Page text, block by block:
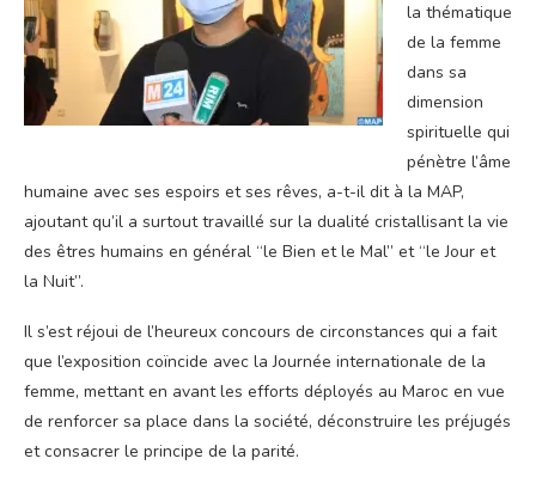
la thématique
de la femme
dans sa
dimension
spirituelle qui
pénètre l’âme
humaine avec ses espoirs et ses rêves, a-t-il dit à la MAP,
ajoutant qu’il a surtout travaillé sur la dualité cristallisant la vie
des êtres humains en général “le Bien et le Mal” et “le Jour et
la Nuit”.
Il s’est réjoui de l’heureux concours de circonstances qui a fait
que l’exposition coïncide avec la Journée internationale de la
femme, mettant en avant les efforts déployés au Maroc en vue
de renforcer sa place dans la société, déconstruire les préjugés
et consacrer le principe de la parité.